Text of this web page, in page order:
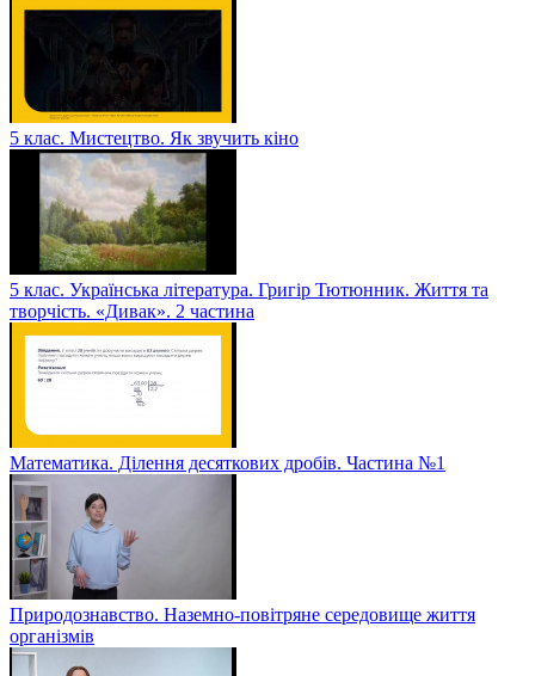
5 клас. Мистецтво. Як звучить кіно
5 клас. Українська література. Григір Тютюнник. Життя та
творчість. «Дивак». 2 частина
Математика. Ділення десяткових дробів. Частина №1
Природознавство. Наземно-повітряне середовище життя
організмів